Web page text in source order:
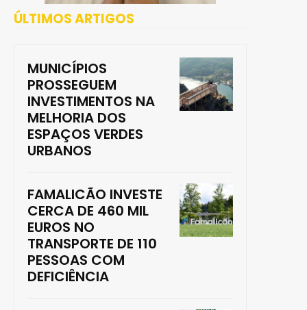
ÚLTIMOS ARTIGOS
MUNICÍPIOS
PROSSEGUEM
INVESTIMENTOS NA
MELHORIA DOS
ESPAÇOS VERDES
URBANOS
FAMALICÃO INVESTE
CERCA DE 460 MIL
EUROS NO
TRANSPORTE DE 110
PESSOAS COM
DEFICIÊNCIA